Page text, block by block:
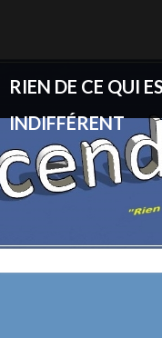
RIEN DE CE QUI
INDIFFÉRENT